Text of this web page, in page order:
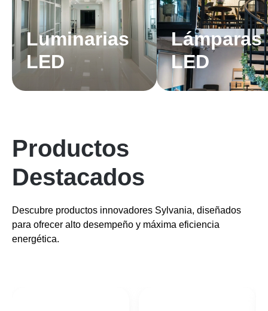
Luminarias
LED
Lámparas
LED
Productos
Destacados
Descubre productos innovadores Sylvania, diseñados
para ofrecer alto desempeño y máxima eficiencia
energética.